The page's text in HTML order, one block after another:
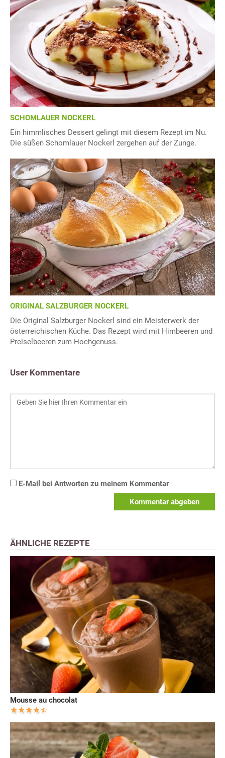
SCHOMLAUER NOCKERL
Ein himmlisches Dessert gelingt mit diesem Rezept im Nu.
Die süßen Schomlauer Nockerl zergehen auf der Zunge.
ORIGINAL SALZBURGER NOCKERL
Die Original Salzburger Nockerl sind ein Meisterwerk der
österreichischen Küche. Das Rezept wird mit Himbeeren und
Preiselbeeren zum Hochgenuss.
User Kommentare
E-Mail bei Antworten zu meinem Kommentar
Kommentar abgeben
ÄHNLICHE REZEPTE
Mousse au chocolat